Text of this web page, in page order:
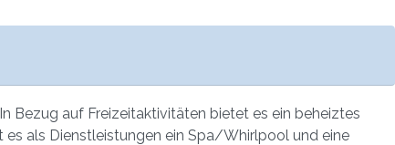
Bezug auf Freizeitaktivitäten bietet es ein beheiztes
als Dienstleistungen ein Spa/Whirlpool und eine